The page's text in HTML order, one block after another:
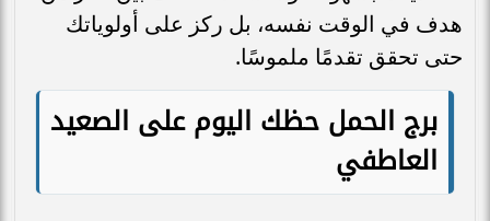
هدف في الوقت نفسه، بل ركز على أولوياتك
حتى تحقق تقدمًا ملموسًا.
برج الحمل حظك اليوم على الصعيد
العاطفي